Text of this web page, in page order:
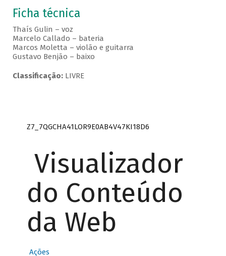
Ficha técnica
Thaís Gulin – voz
Marcelo Callado – bateria
Marcos Moletta – violão e guitarra
Gustavo Benjão – baixo
Classificação: LIVRE
Z7_7QGCHA41LOR9E0AB4V47KI18D6
Visualizador
do Conteúdo
da Web
Ações